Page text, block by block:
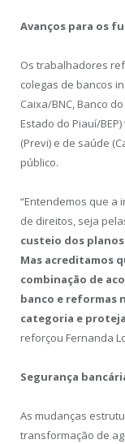
Avanços para os
Os trabalhadores
colegas de bancos
Caixa/BNC, Banco
Estado do Piauí/
(Previ) e de saúde
público.
“Entendemos que a
de direitos, seja
custeio dos planos
Mas acreditamos
combinação de
banco e reformas
categoria e
reforçou Fernanda
Segurança
As mudanças
transformação de